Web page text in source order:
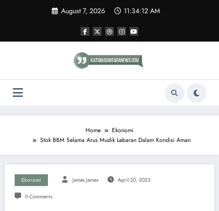
August 7, 2026 11:34:12 AM
Home
Ekonomi
Stok BBM Selama Arus Mudik Lebaran Dalam Kondisi Aman
Ekonomi James James April 20, 2023
0 Comments